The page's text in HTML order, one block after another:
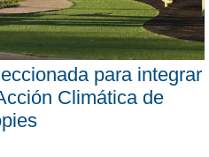
para integrar
Climática de